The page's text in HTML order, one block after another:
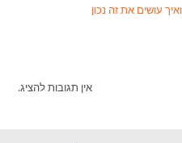
עושים את זה נכון
אין תגובות להציג.